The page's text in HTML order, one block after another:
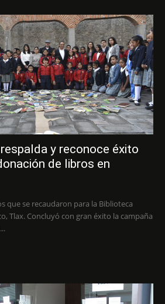
y reconoce éxito
de libros en
que se recaudaron para la Biblioteca